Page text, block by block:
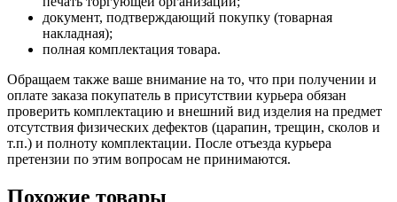
документ, подтверждающий покупку (товарная
накладная);
полная комплектация товара.
Обращаем также ваше внимание на то, что при получении и
оплате заказа покупатель в присутствии курьера обязан
проверить комплектацию и внешний вид изделия на предмет
отсутствия физических дефектов (царапин, трещин, сколов и
т.п.) и полноту комплектации. После отъезда курьера
претензии по этим вопросам не принимаются.
Похожие товары